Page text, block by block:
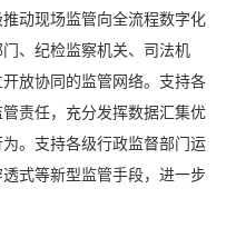
动现场监管向全流程数字化
、纪检监察机关、司法机
放协同的监管网络。支持各
责任，充分发挥数据汇集优
。支持各级行政监督部门运
式等新型监管手段，进一步